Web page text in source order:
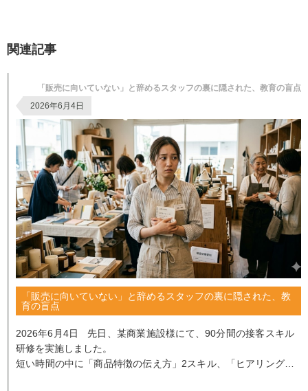
関連記事
「販売に向いていない」と辞めるスタッフの裏に隠された、教育の盲点
2026年6月4日
「販売に向いていない」と辞めるスタッフの裏に隠された、教
育の盲点
2026年6月4日 先日、某商業施設様にて、90分間の接客スキル
研修を実施しました。
短い時間の中に「商品特徴の伝え方」2スキル、「ヒアリングの